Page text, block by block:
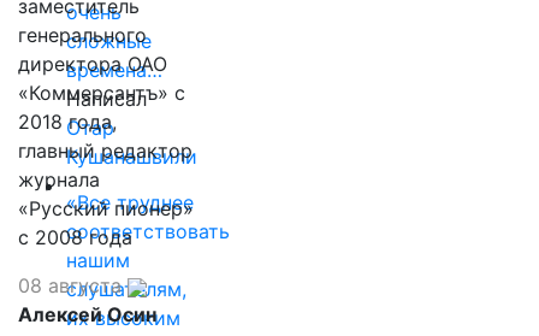
очень
сложные
времена…
Написал
Отар
Кушанашвили
«Все труднее
соответствовать
нашим
слушателям,
их высоким
заместитель
генерального
директора ОАО
«Коммерсантъ» с
2018 года,
главный редактор
журнала
«Русский пионер»
с 2008 года
08 августа
Алексей Осин